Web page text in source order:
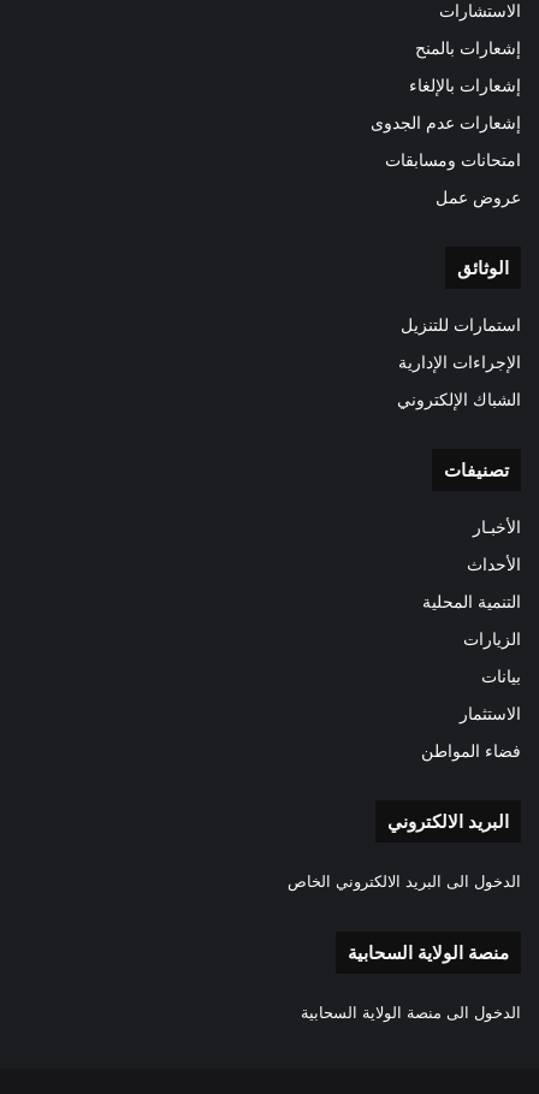
الاستشارات
إشعارات بالمنح
إشعارات بالإلغاء
إشعارات عدم الجدوى
امتحانات ومسابقات
عروض عمل
الوثائق
استمارات للتنزيل
الإجراءات الإدارية
الشباك الإلكتروني
تصنيفات
الأخبـار
الأحداث
التنمية المحلية
الزيارات
بيانات
الاستثمار
فضاء المواطن
البريد الالكتروني
الدخول الى البريد الالكتروني الخاص
منصة الولاية السحابية
الدخول الى منصة الولاية السحابية